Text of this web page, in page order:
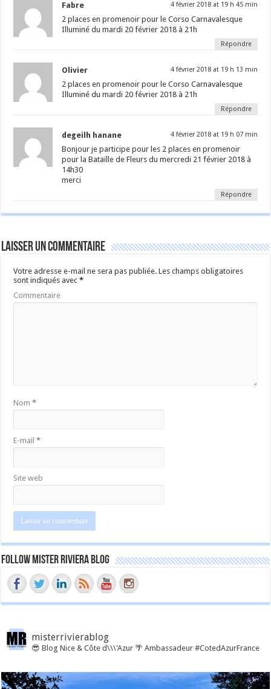
Fabre 4 février 2018 at 19 h 45 min
2 places en promenoir pour le Corso Carnavalesque
Illuminé du mardi 20 février 2018 à 21h
Répondre
Olivier 4 février 2018 at 19 h 13 min
2 places en promenoir pour le Corso Carnavalesque
Illuminé du mardi 20 février 2018 à 21h
Répondre
degeilh hanane 4 février 2018 at 19 h 07 min
Bonjour je participe pour les 2 places en promenoir
pour la Bataille de Fleurs du mercredi 21 février 2018 à
14h30
merci
Répondre
Laisser un commentaire
Votre adresse e-mail ne sera pas publiée. Les champs obligatoires
sont indiqués avec*
Commentaire
Nom*
E-mail*
Site web
Follow Mister Riviera Blog
misterrivierablog
😎 Blog Nice & Côte d\\\'Azur 🌴 Ambassadeur #CotedAzurFrance